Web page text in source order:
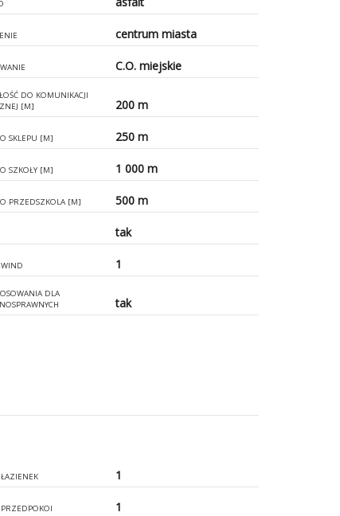
centrum miasta
C.O. miejskie
DO KOMUNIKACJI
[M]
200 m
SKLEPU [M] 250 m
SZKOŁY [M] 1 000 m
PRZEDSZKOLA [M] 500 m
tak
WIND 1
DLA
tak
1
1